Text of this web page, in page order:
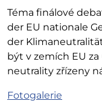
Téma finálové
der EU nationale
der
být v zemích EU
neutrality zřízeny
Fotogalerie